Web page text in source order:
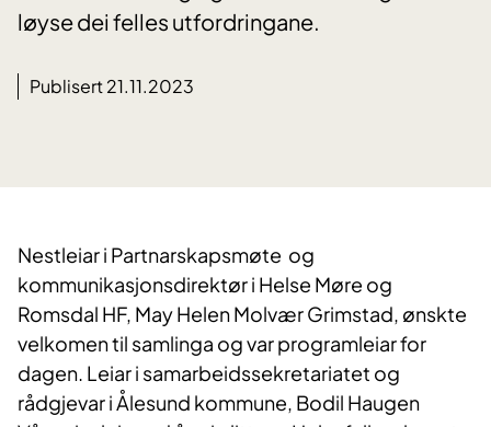
løyse dei felles utfordringane.
Publisert 21.11.2023
Nestleiar i Partnarskapsmøte og
kommunikasjonsdirektør i Helse Møre og
Romsdal HF, May Helen Molvær Grimstad, ønskte
velkomen til samlinga og var programleiar for
dagen. Leiar i samarbeidssekretariatet og
rådgjevar i Ålesund kommune, Bodil Haugen